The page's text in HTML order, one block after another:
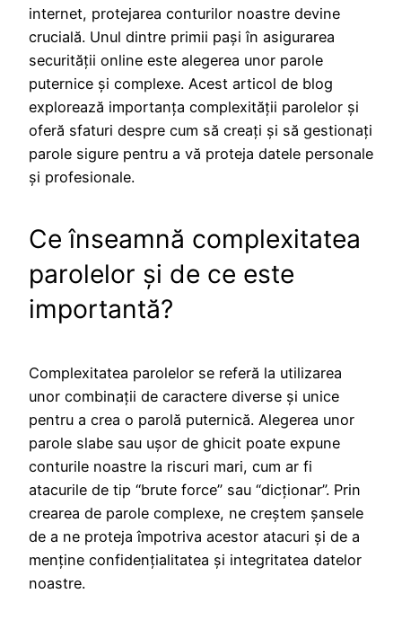
internet, protejarea conturilor noastre devine
crucială. Unul dintre primii pași în asigurarea
securității online este alegerea unor parole
puternice și complexe. Acest articol de blog
explorează importanța complexității parolelor și
oferă sfaturi despre cum să creați și să gestionați
parole sigure pentru a vă proteja datele personale
și profesionale.
Ce înseamnă complexitatea
parolelor și de ce este
importantă?
Complexitatea parolelor se referă la utilizarea
unor combinații de caractere diverse și unice
pentru a crea o parolă puternică. Alegerea unor
parole slabe sau ușor de ghicit poate expune
conturile noastre la riscuri mari, cum ar fi
atacurile de tip “brute force” sau “dicționar”. Prin
crearea de parole complexe, ne creștem șansele
de a ne proteja împotriva acestor atacuri și de a
menține confidențialitatea și integritatea datelor
noastre.